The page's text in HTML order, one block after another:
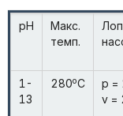
pH
Макс.
темп.
1-
13
280oC
p =
v =